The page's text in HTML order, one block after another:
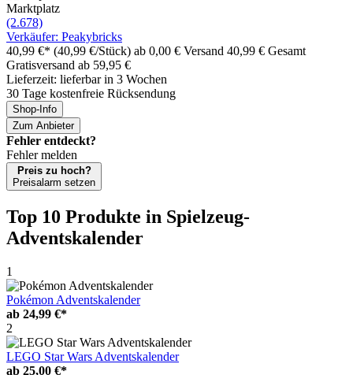
Marktplatz
(2.678)
Verkäufer: Peakybricks
40,99 €* (40,99 €/Stück) ab 0,00 € Versand 40,99 € Gesamt
Gratisversand ab 59,95 €
Lieferzeit: lieferbar in 3 Wochen
30 Tage kostenfreie Rücksendung
Shop-Info
Zum Anbieter
Fehler entdeckt?
Fehler melden
Preis zu hoch?
Preisalarm setzen
Top 10 Produkte in Spielzeug-
Adventskalender
1
Pokémon Adventskalender
ab 24,99 €*
2
LEGO Star Wars Adventskalender
ab 25,00 €*